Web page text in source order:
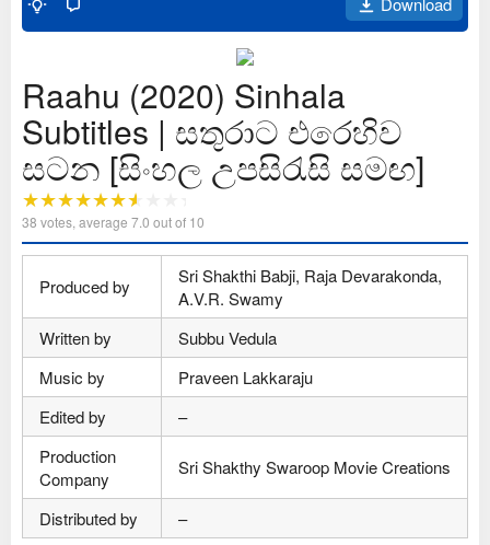
Raahu (2020) Sinhala
Subtitles | සතුරාට එරෙහිව
සටන [සිංහල උපසිරැසි සමඟ]
38 votes, average 7.0 out of 10
Produced by
Sri Shakthi Babji, Raja Devarakonda,
A.V.R. Swamy
Written by
Subbu Vedula
Music by
Praveen Lakkaraju
Edited by
–
Production
Company
Sri Shakthy Swaroop Movie Creations
Distributed by –